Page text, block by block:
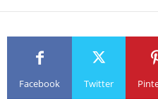
Facebook Twitter